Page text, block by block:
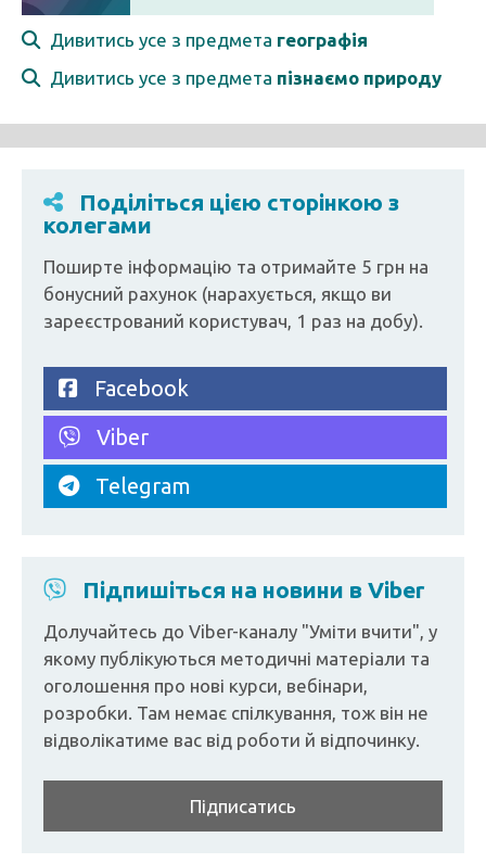
Дивитись усе з предмета географія
Дивитись усе з предмета пізнаємо природу
Поділіться цією сторінкою з
колегами
Поширте інформацію та отримайте 5 грн на
бонусний рахунок (нарахується, якщо ви
зареєстрований користувач, 1 раз на добу).
Facebook
Viber
Telegram
Підпишіться на новини в Viber
Долучайтесь до Viber-каналу "Уміти вчити", у
якому публікуються методичні матеріали та
оголошення про нові курси, вебінари,
розробки. Там немає спілкування, тож він не
відволікатиме вас від роботи й відпочинку.
Підписатись